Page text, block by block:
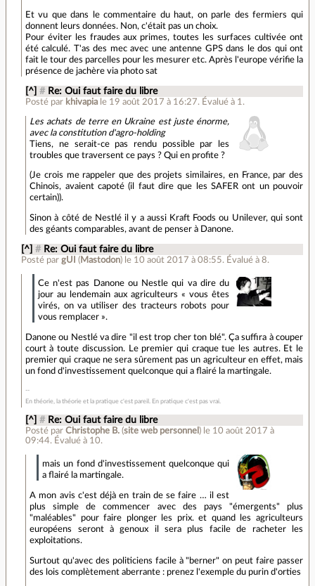
Et vu que dans le commentaire du haut, on parle des fermiers qui
donnent leurs données. Non, c'était pas un choix.
Pour éviter les fraudes aux primes, toutes les surfaces cultivée ont
été calculé. T'as des mec avec une antenne GPS dans le dos qui ont
fait le tour des parcelles pour les mesurer etc. Après l'europe vérifie la
présence de jachère via photo sat
[^] # Re: Oui faut faire du libre
Posté par khivapia le 19 août 2017 à 16:27. Évalué à 1 .
Les achats de terre en Ukraine est juste énorme,
avec la constitution d'agro-holding
Tiens, ne serait-ce pas rendu possible par les
troubles que traversent ce pays ? Qui en profite ?
(Je crois me rappeler que des projets similaires, en France, par des
Chinois, avaient capoté (il faut dire que les SAFER ont un pouvoir
certain)).
Sinon à côté de Nestlé il y a aussi Kraft Foods ou Unilever, qui sont
des géants comparables, avant de penser à Danone.
[^] # Re: Oui faut faire du libre
Posté par gUI (Mastodon) le 10 août 2017 à 08:55. Évalué à 8.
Ce n'est pas Danone ou Nestle qui va dire du
jour au lendemain aux agriculteurs « vous êtes
virés, on va utiliser des tracteurs robots pour
vous remplacer ».
Danone ou Nestlé va dire "il est trop cher ton blé". Ça suffira à couper
court à toute discussion. Le premier qui craque tue les autres. Et le
premier qui craque ne sera sûrement pas un agriculteur en effet, mais
un fond d'investissement quelconque qui a flairé la martingale.
En théorie, la théorie et la pratique c'est pareil. En pratique c'est pas vrai.
[^] # Re: Oui faut faire du libre
Posté parChristophe B. (site web personnel ) le 10 août 2017 à
09:44. Évalué à 10.
mais un fond d'investissement quelconque qui
a flairé la martingale.
A mon avis c'est déjà en train de se faire … il est
plus simple de commencer avec des pays "émergents" plus
"maléables" pour faire plonger les prix. et quand les agriculteurs
européens seront à genoux il sera plus facile de racheter les
exploitations.
Surtout qu'avec des politiciens facile à "berner" on peut faire passer
des lois complètement aberrante : prenez l'exemple du purin d'orties